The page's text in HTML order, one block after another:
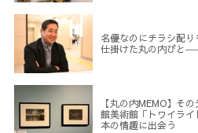
名優なのにチラシ配
仕掛けた丸の内びと
【丸の内MEMO】そ
館美術館「トワイラ
本の情趣に出会う